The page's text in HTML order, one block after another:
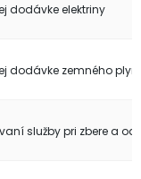
dodávke elektriny
dodávke zemného
služby pri zbere a